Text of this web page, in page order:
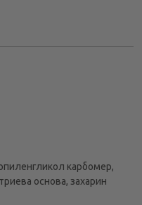
карбомер,
основа, захарин